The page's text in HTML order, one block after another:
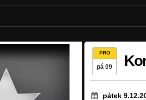
PRO
pá 09
pátek